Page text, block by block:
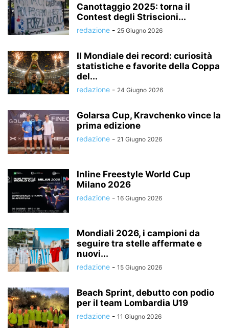
Canottaggio 2025: torna il
Contest degli Striscioni...
redazione - 25 Giugno 2026
Il Mondiale dei record: curiosità
statistiche e favorite della Coppa
del...
redazione - 24 Giugno 2026
Golarsa Cup, Kravchenko vince la
prima edizione
redazione - 21 Giugno 2026
Inline Freestyle World Cup
Milano 2026
redazione - 16 Giugno 2026
Mondiali 2026, i campioni da
seguire tra stelle affermate e
nuovi...
redazione - 15 Giugno 2026
Beach Sprint, debutto con podio
per il team Lombardia U19
redazione - 11 Giugno 2026